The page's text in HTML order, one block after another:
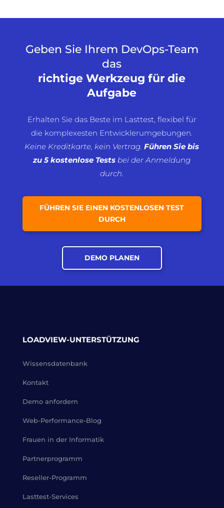
Geben Sie Ihrem DevOps-Team
das
richtige Werkzeug für die
Aufgabe
Erhalten Sie das Beste im Lasttest, flexibel für
die komplexesten Entwicklerumgebungen.
Keine Kreditkarte, kein Vertrag.Führen Sie bis
zu 5 kostenlose Tests bei der Anmeldung
durch.
FÜHREN SIE EINEN KOSTENLOSEN TEST
DURCH
DEMO PLANEN
LOADVIEW-UNTERSTÜTZUNG
Wissensdatenbank
Kontakt
Demo anfordern
Web-Performance-Blog
Frauen in der Informatik
Partnerprogramm
Reseller-Programm
Lasttest-Services